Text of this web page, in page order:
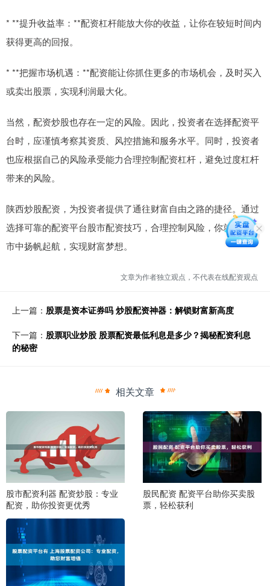
* **提升收益率：**配资杠杆能放大你的收益，让你在较短时间内
获得更高的回报。
* **把握市场机遇：**配资能让你抓住更多的市场机会，及时买入
或卖出股票，实现利润最大化。
当然，配资炒股也存在一定的风险。因此，投资者在选择配资平
台时，应谨慎考察其资质、风控措施和服务水平。同时，投资者
也应根据自己的风险承受能力合理控制配资杠杆，避免过度杠杆
带来的风险。
陕西炒股配资，为投资者提供了通往财富自由之路的捷径。通过
选择可靠的配资平台股市配资技巧，合理控制风险，你就能在股
市中扬帆起航，实现财富梦想。
文章为作者独立观点，不代表在线配资观点
上一篇： 股票是资本证券吗 炒股配资神器：解锁财富新高度
下一篇： 股票职业炒股 股票配资最低利息是多少？揭秘配资利息
的秘密
相关文章
股市配资利器 配资炒股：专业
配资，助你投资更优秀
股民配资 配资平台助你买卖股
票，轻松获利